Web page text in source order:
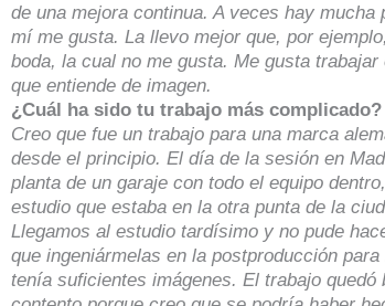
de una mejora continua. A veces hay
mí me gusta. La llevo mejor que, por
boda, la cual no me gusta. Me gusta
que entiende de imagen.
¿Cuál ha sido tu trabajo más
Creo que fue un trabajo para una marca
desde el principio. El día de la sesión en
planta de un garaje con todo el equipo
estudio que estaba en la otra punta de la
Llegamos al estudio tardísimo y no pude
que ingeniármelas en la postproducción
tenía suficientes imágenes. El trabajo quedó